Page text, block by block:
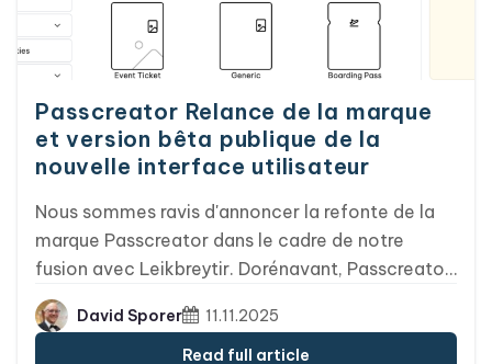
Passcreator Relance de la marque
et version bêta publique de la
nouvelle interface utilisateur
Nous sommes ravis d'annoncer la refonte de la
marque Passcreator dans le cadre de notre
fusion avec Leikbreytir. Dorénavant, Passcreator
sera la seule marque utilisée sur l'ensemble des
marchés et pour tous les produits. À mesure que
nous évoluons, Passcreator adoptera une
David Sporer
11.11.2025
Read full article